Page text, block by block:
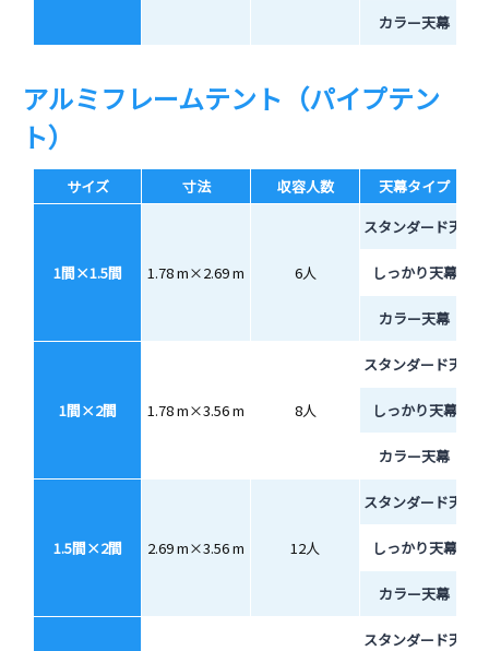
カラー天幕
アルミフレームテント（パイプテン
ト）
サイズ 寸法 収容人数 天幕タイプ
1間×1.5間 1.78 m×2.69 m 6人
スタンダード天幕
しっかり天幕
カラー天幕
1間×2間 1.78 m×3.56 m 8人
スタンダード天幕
しっかり天幕
カラー天幕
1.5間×2間 2.69 m×3.56 m 12人
スタンダード天幕
しっかり天幕
カラー天幕
スタンダード天幕